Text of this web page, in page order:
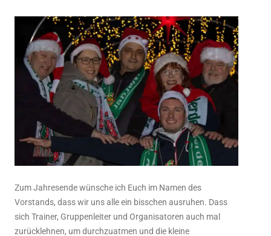
Zum Jahresende wünsche ich Euch im Namen des
Vorstands, dass wir uns alle ein bisschen ausruhen. Dass
sich Trainer, Gruppenleiter und Organisatoren auch mal
zurücklehnen, um durchzuatmen und die kleine